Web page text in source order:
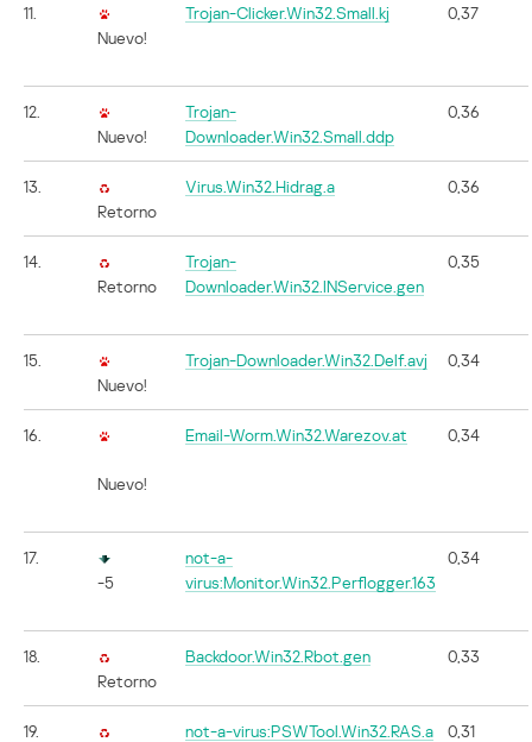
11.
Nuevo!
Trojan-Clicker.Win32.Small.kj 0,37
12.
Nuevo!
Trojan-
Downloader.Win32.Small.ddp
0,36
13.
Retorno
Virus.Win32.Hidrag.a 0,36
14.
Retorno
Trojan-
Downloader.Win32.INService.gen
0,35
15.
Nuevo!
Trojan-Downloader.Win32.Delf.avj 0,34
16.
Nuevo!
Email-Worm.Win32.Warezov.at 0,34
17.
-5
not-a-
virus:Monitor.Win32.Perflogger.163
0,34
18.
Retorno
Backdoor.Win32.Rbot.gen 0,33
19.
not-a-virus:PSWTool.Win32.RAS.a 0,31